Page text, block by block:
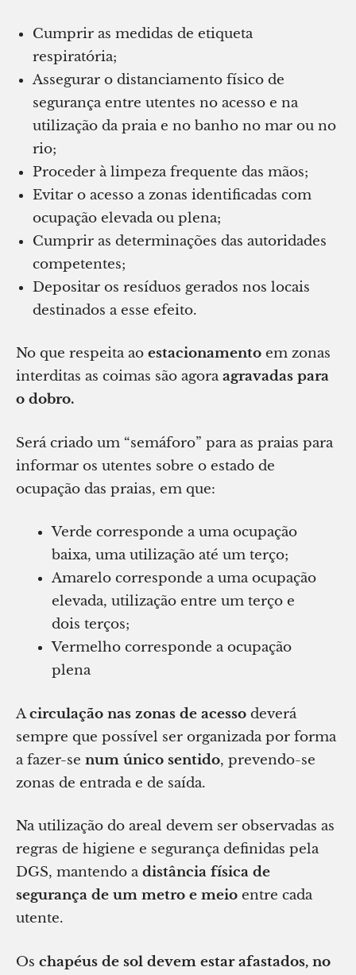
Cumprir as medidas de etiqueta
respiratória;
Assegurar o distanciamento físico de
segurança entre utentes no acesso e na
utilização da praia e no banho no mar ou no
rio;
Proceder à limpeza frequente das mãos;
Evitar o acesso a zonas identificadas com
ocupação elevada ou plena;
Cumprir as determinações das autoridades
competentes;
Depositar os resíduos gerados nos locais
destinados a esse efeito.
No que respeita ao estacionamento em zonas
interditas as coimas são agoraagravadas para
o dobro.
Será criado um “semáforo” para as praias para
informar os utentes sobre o estado de
ocupação das praias, em que:
Verde corresponde a uma ocupação
baixa, uma utilização até um terço;
Amarelo corresponde a uma ocupação
elevada, utilização entre um terço e
dois terços;
Vermelho corresponde a ocupação
plena
Acirculação nas zonas de acesso deverá
sempre que possível ser organizada por forma
a fazer-se num único sentido, prevendo-se
zonas de entrada e de saída.
Na utilização do areal devem ser observadas as
regras de higiene e segurança definidas pela
DGS, mantendo adistância física de
segurança de um metro e meio entre cada
utente.
Os chapéus de sol devem estar afastados, no